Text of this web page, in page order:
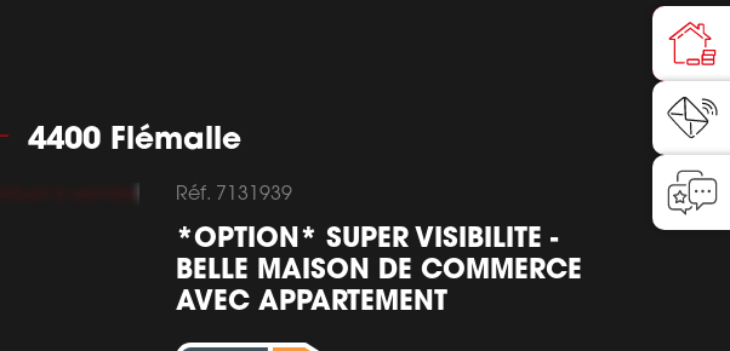
4400 Flémalle
Réf. 7131939
*OPTION* SUPER VISIBILITE -
BELLE MAISON DE COMMERCE
AVEC APPARTEMENT